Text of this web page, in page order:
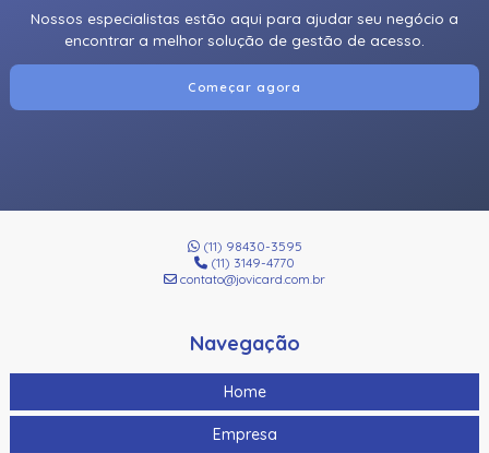
Nossos especialistas estão aqui para ajudar seu negócio a
encontrar a melhor solução de gestão de acesso.
Começar agora
(11) 98430-3595
(11) 3149-4770
contato@jovicard.com.br
Navegação
Home
Empresa